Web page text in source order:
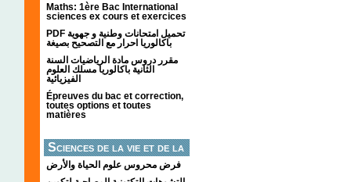
Maths: 1ère Bac International
sciences ex cours et exercices
PDF تحميل امتحانات وطنية و جهوية
باكالوريا احرار مع التصحيح بصيغة
مقرر دروس مادة الرياضيات السنة
الثانية باكالوريا مسلك العلوم
الفيزيائية
Épreuves du bac et correction,
toutes options et toutes
matières
Sciences de la vie et de la
terre
فرض محروس علوم الحياة والأرض